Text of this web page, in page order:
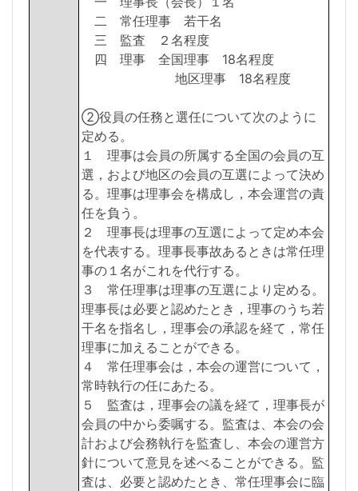
二 常任理事 若干名
三 監査 ２名程度
四 理事 全国理事 18名程度
地区理事 18名程度
②役員の任務と選任について次のように
定める。
１ 理事は会員の所属する全国の会員の互
選，および地区の会員の互選によって決め
る。理事は理事会を構成し，本会運営の責
任を負う。
２ 理事長は理事の互選によって定め本会
を代表する。理事長事故あるときは常任理
事の１名がこれを代行する。
３ 常任理事は理事の互選により定める。
理事長は必要と認めたとき，理事のうち若
干名を指名し，理事会の承認を経て，常任
理事に加えることができる。
４ 常任理事会は，本会の運営について，
常時執行の任にあたる。
５ 監査は，理事会の議を経て，理事長が
会員の中から委嘱する。監査は、本会の会
計および会務執行を監査し、本会の運営方
針について意見を述べることができる。監
査は、必要と認めたとき、常任理事会に臨